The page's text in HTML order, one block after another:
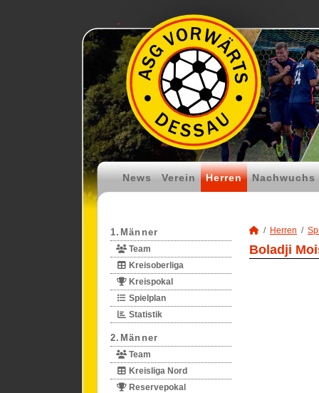
News Verein Herren Nachwuchs
1.Männer
Team
Kreisoberliga
Kreispokal
Spielplan
Statistik
2.Männer
Team
Kreisliga Nord
Reservepokal
Herren
Boladji